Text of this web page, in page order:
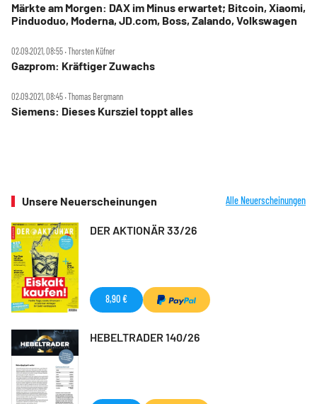
Märkte am Morgen: DAX im Minus erwartet; Bitcoin, Xiaomi,
Pinduoduo, Moderna, JD.com, Boss, Zalando, Volkswagen
02.09.2021, 08:55 ‧ Thorsten Küfner
Gazprom: Kräftiger Zuwachs
02.09.2021, 08:45 ‧ Thomas Bergmann
Siemens: Dieses Kursziel toppt alles
Unsere Neuerscheinungen Alle Neuerscheinungen
DER AKTIONÄR 33/26
8,90 €
HEBELTRADER 140/26